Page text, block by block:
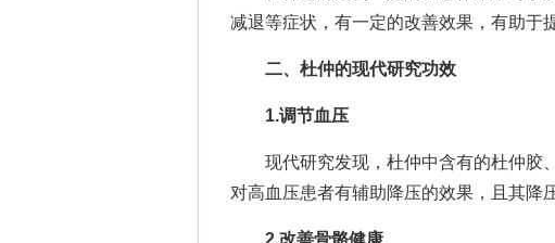
减退等症状，有一定的改善效果，有助于
二、杜仲的现代研究功效
1.调节血压
现代研究发现，杜仲中含有的杜仲胶、
对高血压患者有辅助降压的效果，且其降
2.改善骨骼健康